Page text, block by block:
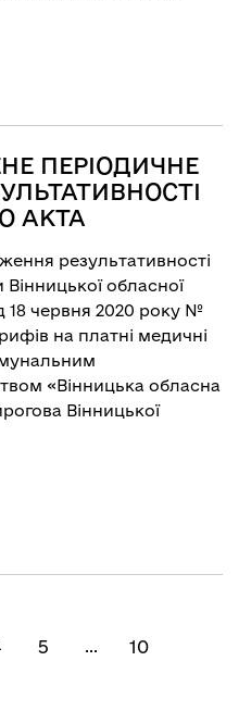
ПЕРІОДИЧНЕ
АКТА
результативності
обласної
18 червня 2020 року №
на платні медичні
«Вінницька обласна
Вінницької
5 ... 10